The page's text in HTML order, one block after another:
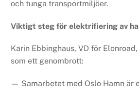
och tunga transportmiljöer.
Viktigt steg för elektrifiering av
Karin Ebbinghaus, VD för
som ett genombrott:
— Samarbetet med Oslo Hamn är